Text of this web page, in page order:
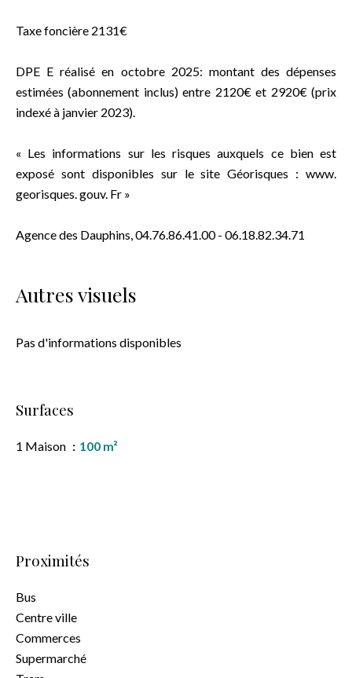
Taxe foncière 2131€
DPE E réalisé en octobre 2025: montant des dépenses
estimées (abonnement inclus) entre 2120€ et 2920€ (prix
indexé à janvier 2023).
« Les informations sur les risques auxquels ce bien est
exposé sont disponibles sur le site Géorisques : www.
georisques. gouv. Fr »
Agence des Dauphins, 04.76.86.41.00 - 06.18.82.34.71
Autres visuels
Pas d'informations disponibles
Surfaces
1 Maison 100 m²
Proximités
Bus
Centre ville
Commerces
Supermarché